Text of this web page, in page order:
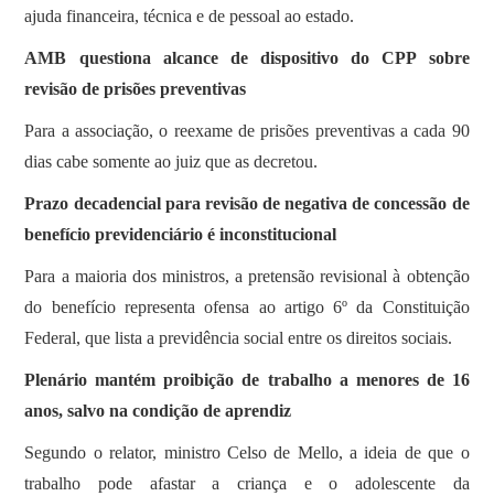
ajuda financeira, técnica e de pessoal ao estado.
AMB questiona alcance de dispositivo do CPP sobre
revisão de prisões preventivas
Para a associação, o reexame de prisões preventivas a cada 90
dias cabe somente ao juiz que as decretou.
Prazo decadencial para revisão de negativa de concessão de
benefício previdenciário é inconstitucional
Para a maioria dos ministros, a pretensão revisional à obtenção
do benefício representa ofensa ao artigo 6º da Constituição
Federal, que lista a previdência social entre os direitos sociais.
Plenário mantém proibição de trabalho a menores de 16
anos, salvo na condição de aprendiz
Segundo o relator, ministro Celso de Mello, a ideia de que o
trabalho pode afastar a criança e o adolescente da